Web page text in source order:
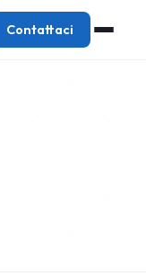
Contattaci